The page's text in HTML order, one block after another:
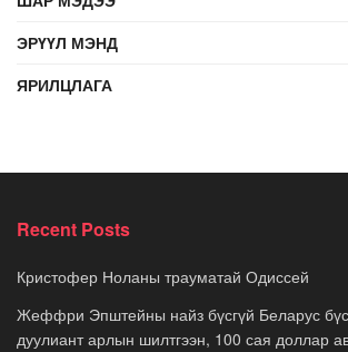
ЭРҮҮЛ МЭНД
ЯРИЛЦЛАГА
Recent Posts
Кристофер Ноланы трауматай Одиссей
Жеффри Эпштейны найз бүсгүй Беларус
дуулиант арлын шилтгээн, 100 сая доллар